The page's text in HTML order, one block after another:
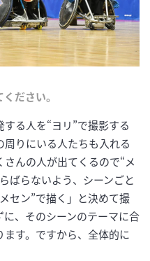
ださい。
る人を“ヨリ”で撮影する
りにいる人たちも入れる
んの人が出てくるので“メ
ばらないよう、シーンごと
セン”で描く」と決めて撮
、そのシーンのテーマに合
す。ですから、全体的に